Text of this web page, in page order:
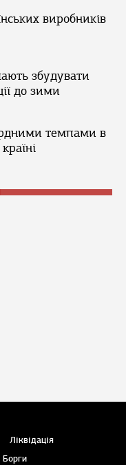
виробників
збудувати
до зими
темпами в
Ліквідація
Борги